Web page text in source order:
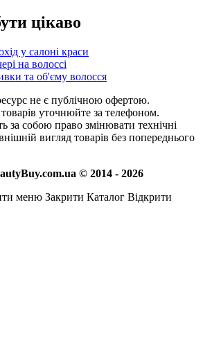
цікаво
у салоні краси
на волоссі
та об'єму волосся
не є публічною офертою.
товарів уточнюйте за телефоном.
собою право змінювати технічні
вигляд товарів без попереднього
© 2014 - 2026
меню Закрити Каталог Відкрити